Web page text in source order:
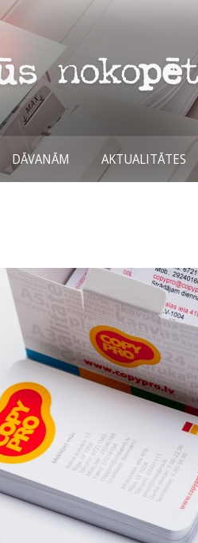
DĀVANĀM AKTUALITĀTES